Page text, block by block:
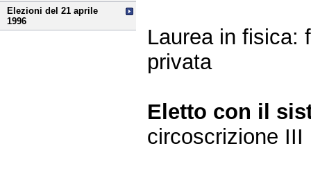
Elezioni del 21 aprile
1996
Laurea in fisica:
privata
Eletto con il
circoscrizione III